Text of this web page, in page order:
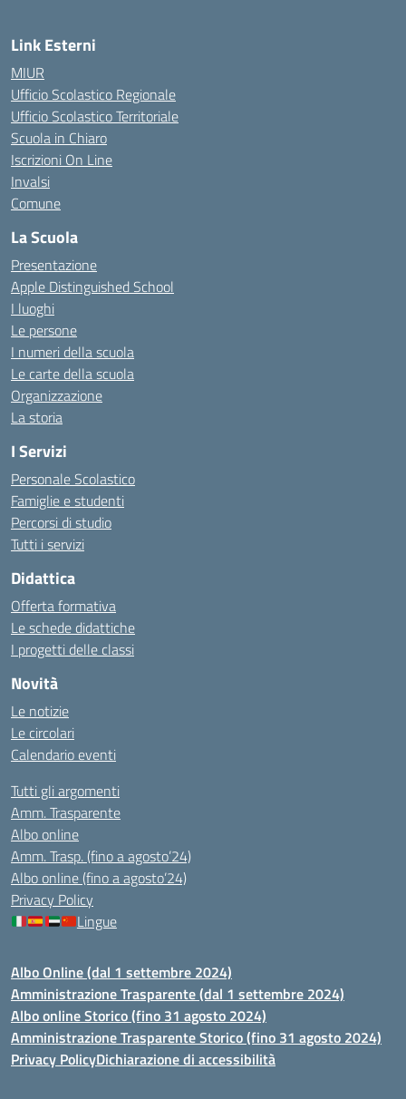
Link Esterni
MIUR
Ufficio Scolastico Regionale
Ufficio Scolastico Territoriale
Scuola in Chiaro
Iscrizioni On Line
Invalsi
Comune
La Scuola
Presentazione
Apple Distinguished School
I luoghi
Le persone
I numeri della scuola
Le carte della scuola
Organizzazione
La storia
I Servizi
Personale Scolastico
Famiglie e studenti
Percorsi di studio
Tutti i servizi
Didattica
Offerta formativa
Le schede didattiche
I progetti delle classi
Novità
Le notizie
Le circolari
Calendario eventi
Tutti gli argomenti
Amm. Trasparente
Albo online
Amm. Trasp. (fino a agosto’24)
Albo online (fino a agosto’24)
Privacy Policy
Lingue
Albo Online (dal 1 settembre 2024)
Amministrazione Trasparente (dal 1 settembre 2024)
Albo online Storico (fino 31 agosto 2024)
Amministrazione Trasparente Storico (fino 31 agosto 2024)
Privacy PolicyDichiarazione di accessibilità